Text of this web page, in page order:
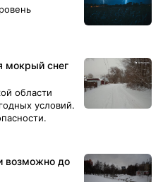
мокрый снег
области
условий.
возможно до